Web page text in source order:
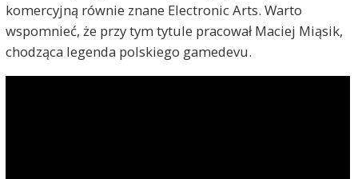
komercyjną równie znane Electronic Arts. Warto
wspomnieć, że przy tym tytule pracował Maciej Miąsik,
chodząca legenda polskiego gamedevu.